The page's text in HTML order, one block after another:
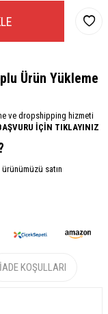
Ürün Yükleme
ve dropshipping hizmeti
İÇİN TIKLAYINIZ
satın
İADE KOŞULLARI